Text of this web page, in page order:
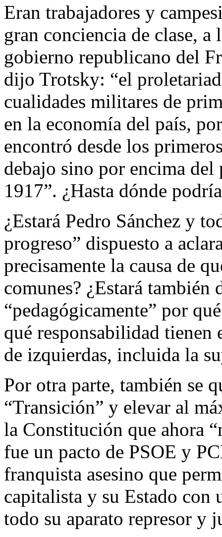
Eran trabajadores y
gran conciencia de clase, a
gobierno republicano del
dijo Trotsky: “el
cualidades militares de
en la economía del país,
encontró desde los
debajo sino por encima
1917”. ¿Hasta dónde
¿Estará Pedro Sánchez y
progreso” dispuesto a
precisamente la causa de
comunes? ¿Estará también
“pedagógicamente” por
qué responsabilidad tienen
de izquierdas, incluida la
Por otra parte, también se
“Transición” y elevar al
la Constitución que ahora
fue un pacto de PSOE y
franquista asesino que
capitalista y su Estado con
todo su aparato represor y